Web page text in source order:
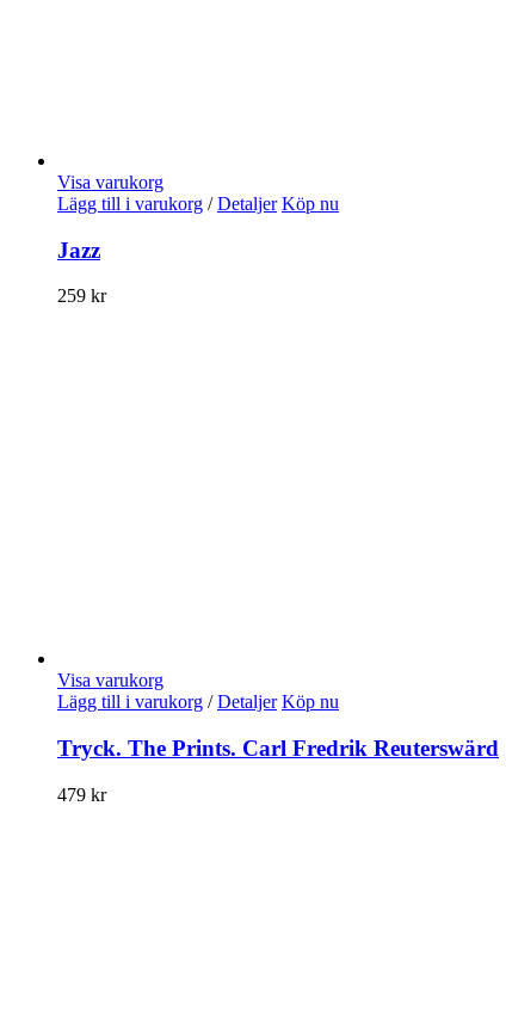
Visa varukorg
Lägg till i varukorg / Detaljer Köp nu
Jazz
259 kr
Visa varukorg
Lägg till i varukorg / Detaljer Köp nu
Tryck. The Prints. Carl Fredrik Reuterswärd
479 kr